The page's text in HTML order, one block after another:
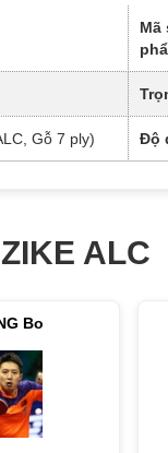
Mã
Gỗ 7 ply) Độ
ALC
Bo